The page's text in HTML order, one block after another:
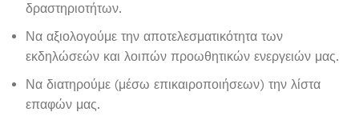
δραστηριοτήτων.
Να αξιολογούμε την αποτελεσματικότητα των
εκδηλώσεών και λοιπών προωθητικών ενεργειών μας.
Να διατηρούμε (μέσω επικαιροποιήσεων) την λίστα
επαφών μας.